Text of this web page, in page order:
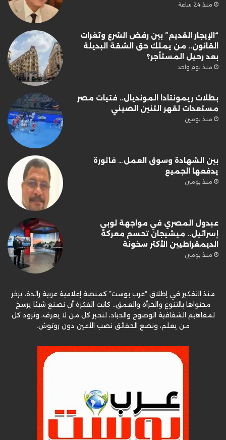
منذ 24 ساعة
“الإيجار القديم” بين رفض الشرع وثغرات
القانون.. من يملك حق الشقة البديلة
بعد رحيل المستأجر؟
منذ يوم واحد
بطلات ريمونتادا المونديال.. فتيات مصر
مستعدات لقهر التنين الصيني
منذ يومين
بين الشهادة وسوق العمل… فاتورة
يدفعها الجميع
منذ يومين
عبدول المصري في مواجهة لوبي
إسرائيل.. ميشيجان تحسم معركة
الديمقراطيين الأكثر سخونة
منذ يومين
منذ التفكير في إطلاق “عرب بوست” كمنصة إعلامية عربية رائدة، يزخر
محتواها بالتنوع والجرأة والعمق.. كانت الفكرة أن نصنع شيئا يرسخ
لمفاهيم الشفافية الوضوح والحياد، لنحبر كل من لا يعرف، ونزود كل
من يعلم، ونضع الحقائق نصب الأعين دون روتوش.